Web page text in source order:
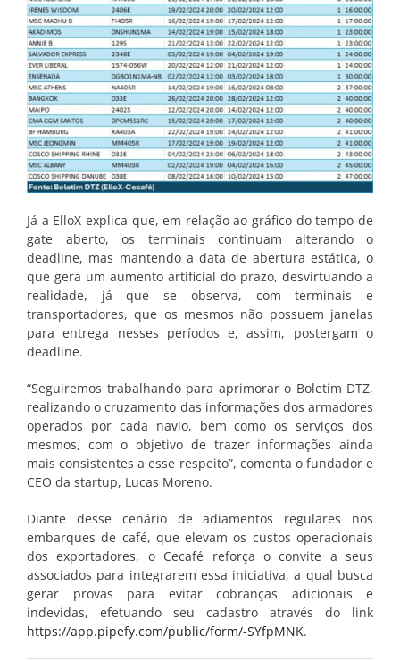
Já a ElloX explica que, em relação ao gráfico do tempo de
gate aberto, os terminais continuam alterando o
deadline, mas mantendo a data de abertura estática, o
que gera um aumento artificial do prazo, desvirtuando a
realidade, já que se observa, com terminais e
transportadores, que os mesmos não possuem janelas
para entrega nesses períodos e, assim, postergam o
deadline.
“Seguiremos trabalhando para aprimorar o Boletim DTZ,
realizando o cruzamento das informações dos armadores
operados por cada navio, bem como os serviços dos
mesmos, com o objetivo de trazer informações ainda
mais consistentes a esse respeito”, comenta o fundador e
CEO da startup, Lucas Moreno.
Diante desse cenário de adiamentos regulares nos
embarques de café, que elevam os custos operacionais
dos exportadores, o Cecafé reforça o convite a seus
associados para integrarem essa iniciativa, a qual busca
gerar provas para evitar cobranças adicionais e
indevidas, efetuando seu cadastro através do link
https://app.pipefy.com/public/form/-SYfpMNK.